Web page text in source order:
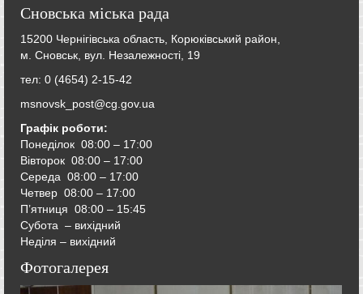
Сновська міська рада
15200 Чернігівська область, Корюківський район,
м. Сновськ, вул. Незалежності, 19
тел: 0 (4654) 2-15-42
msnovsk_post@cg.gov.ua
Графік роботи:
Понеділок 08:00 – 17:00
Вівторок 08:00 – 17:00
Середа 08:00 – 17:00
Четвер 08:00 – 17:00
П’ятниця 08:00 – 15:45
Субота – вихідний
Неділя – вихідний
Фотогалерея